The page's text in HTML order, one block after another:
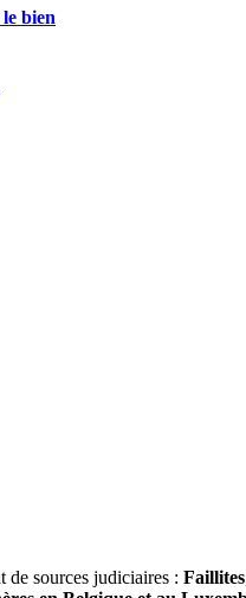
bien
de sources judiciaires : Faillites